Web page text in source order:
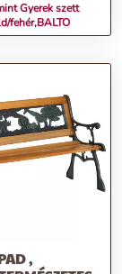
Gyerek szett
fehér,BALTO
,